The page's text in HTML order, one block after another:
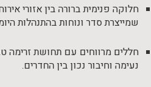
חלוקה פנימית ברורה בין אזורי
שמייצרת סדר ונוחות בהתנהלות
חללים מרווחים עם תחושת זרימה
נעימה וחיבור נכון בין החדרים.